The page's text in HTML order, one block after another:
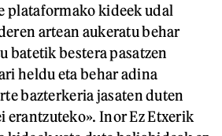
plataformako kideek udal
artean aukeratu behar
batetik bestera pasatzen
heldu eta behar adina
bazterkeria jasaten duten
erantzuteko». Inor Ez Etxerik